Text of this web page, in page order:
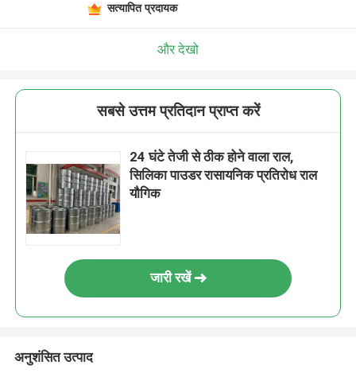
सत्यापित प्रदायक
और देखो
सबसे उत्तम प्रतिदान प्राप्त करें
24 घंटे तेजी से ठीक होने वाला राल,
सिलिका पाउडर रासायनिक प्रतिरोध राल
यौगिक
जारी रखें
अनुशंसित उत्पाद